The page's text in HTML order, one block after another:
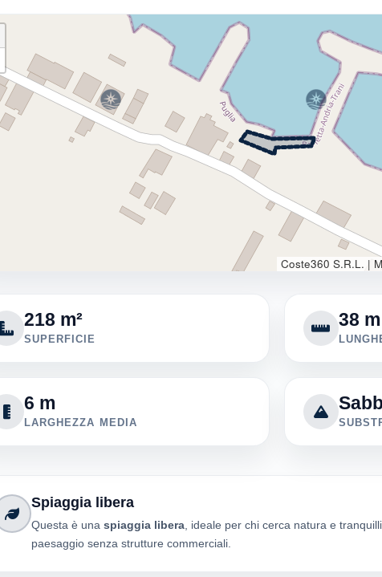
Coste360 S.R.L. |
218 m²
SUPERFICIE
38 m
6 m
LARGHEZZA MEDIA
Spiaggia libera
Questa è una spiaggia libera, ideale per chi cerca natura e
paesaggio senza strutture commerciali.